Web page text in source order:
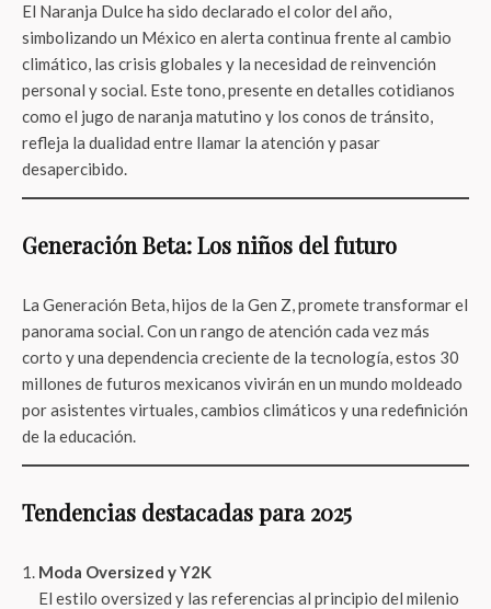
El Naranja Dulce ha sido declarado el color del año,
simbolizando un México en alerta continua frente al cambio
climático, las crisis globales y la necesidad de reinvención
personal y social. Este tono, presente en detalles cotidianos
como el jugo de naranja matutino y los conos de tránsito,
refleja la dualidad entre llamar la atención y pasar
desapercibido.
Generación Beta: Los niños del futuro
La Generación Beta, hijos de la Gen Z, promete transformar el
panorama social. Con un rango de atención cada vez más
corto y una dependencia creciente de la tecnología, estos 30
millones de futuros mexicanos vivirán en un mundo moldeado
por asistentes virtuales, cambios climáticos y una redefinición
de la educación.
Tendencias destacadas para 2025
Moda Oversized y Y2K
El estilo oversized y las referencias al principio del milenio